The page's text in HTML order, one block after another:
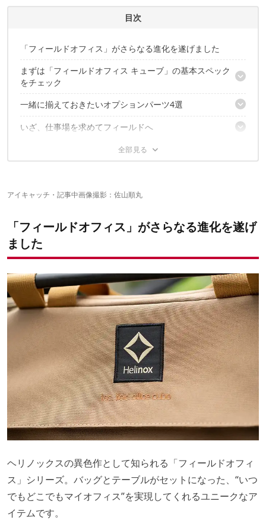
目次
「フィールドオフィス」がさらなる進化を遂げました
まずは「フィールドオフィス キューブ」の基本スペック
をチェック
約3kgとそこそこの重量感
物欲をくすぐる多彩な収納ギミック
一緒に揃えておきたいオプションパーツ4選
その1：デスクスペースを拡張する天板
その3：小物の収納に便利なインナーポーチセット
いざ、仕事場を求めてフィールドへ
大自然の中で仕事をするという贅沢
アイキャッチ・記事中画像撮影：佐山順丸
「フィールドオフィス」がさらなる進化を遂げ
ました
ヘリノックスの異色作として知られる「フィールドオフィ
ス」シリーズ。バッグとテーブルがセットになった、“いつ
でもどこでもマイオフィス”を実現してくれるユニークなア
イテムです。